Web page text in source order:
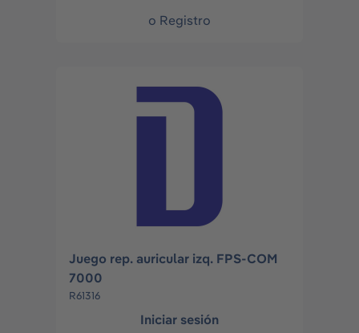
o Registro
Juego rep. auricular izq. FPS-COM
7000
R61316
Iniciar sesión